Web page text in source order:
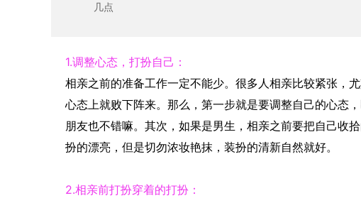
几点
1.调整心态，打扮自己：
相亲之前的准备工作一定不能少。很多人相亲比较紧张，
心态上就败下阵来。那么，第一步就是要调整自己的心态
朋友也不错嘛。其次，如果是男生，相亲之前要把自己收
扮的漂亮，但是切勿浓妆艳抹，装扮的清新自然就好。
2.相亲前打扮穿着的打扮：